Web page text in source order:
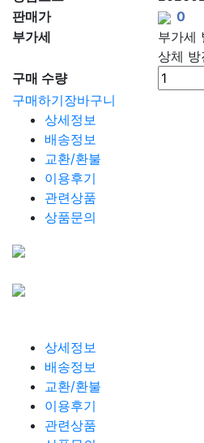
판매가
부가세
부가세
상체
구매 수량
구매하기장바구니
상세정보
배송정보
교환/환불
이용후기
관련상품
상품문의
상세정보
배송정보
교환/환불
이용후기
관련상품